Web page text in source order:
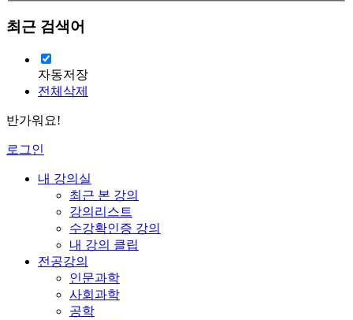
최근 검색어
자동저장
전체삭제
반가워요!
로그인
내 강의실
최근 본 강의
강의리스트
수강확인증 강의
내 강의 클립
전공강의
인문과학
사회과학
공학